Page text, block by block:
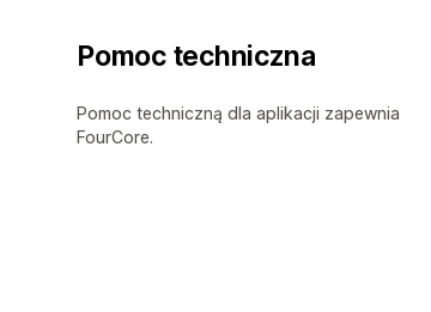
Pomoc techniczna
Pomoc techniczną dla aplikacji zapewnia
FourCore.